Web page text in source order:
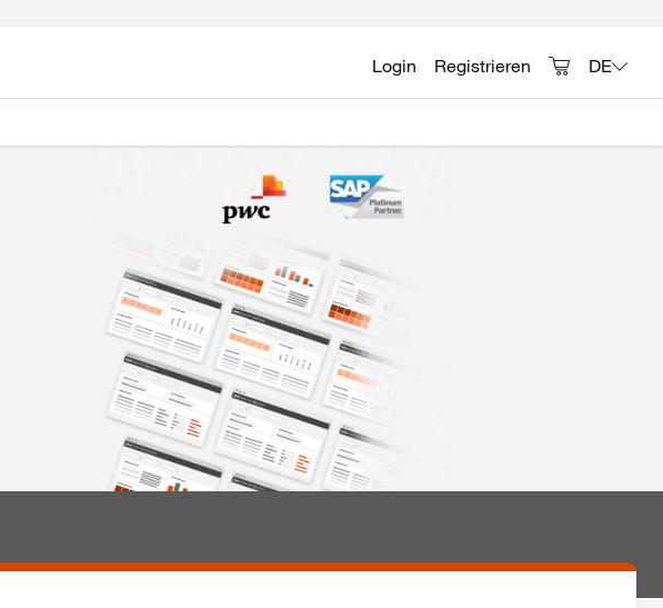
Login Registrieren DE